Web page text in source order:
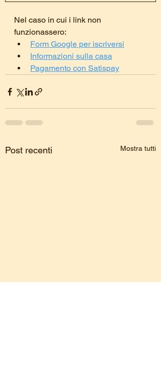
Nel caso in cui i link non
funzionassero:
Form Google per iscriversi
Informazioni sulla casa
Pagamento con Satispay
Post recenti Mostra tutti